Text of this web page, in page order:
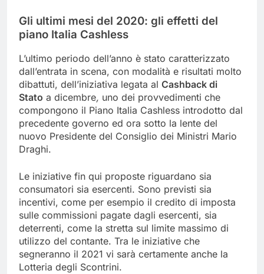
Gli ultimi mesi del 2020: gli effetti del
piano Italia Cashless
L’ultimo periodo dell’anno è stato caratterizzato
dall’entrata in scena, con modalità e risultati molto
dibattuti, dell’iniziativa legata al Cashback di
Stato a dicembre, uno dei provvedimenti che
compongono il Piano Italia Cashless introdotto dal
precedente governo ed ora sotto la lente del
nuovo Presidente del Consiglio dei Ministri Mario
Draghi.
Le iniziative fin qui proposte riguardano sia
consumatori sia esercenti. Sono previsti sia
incentivi, come per esempio il credito di imposta
sulle commissioni pagate dagli esercenti, sia
deterrenti, come la stretta sul limite massimo di
utilizzo del contante. Tra le iniziative che
segneranno il 2021 vi sarà certamente anche la
Lotteria degli Scontrini.